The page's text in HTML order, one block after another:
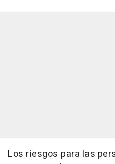
Los riesgos para las